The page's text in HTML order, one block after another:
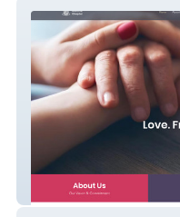
Upsilon Gamma